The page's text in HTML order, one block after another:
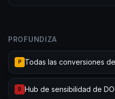
PROFUNDIZA
P Todas las conversiones
D Hub de sensibilidad de